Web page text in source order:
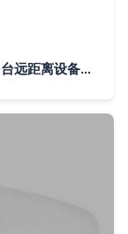
一文读懂PoE中继器 如何中继供电并为多台远距离设备保供电？